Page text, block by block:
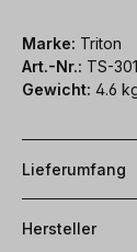
Marke: Triton
Art.-Nr.: TS-
Gewicht: 4.6
Lieferumfang
Hersteller